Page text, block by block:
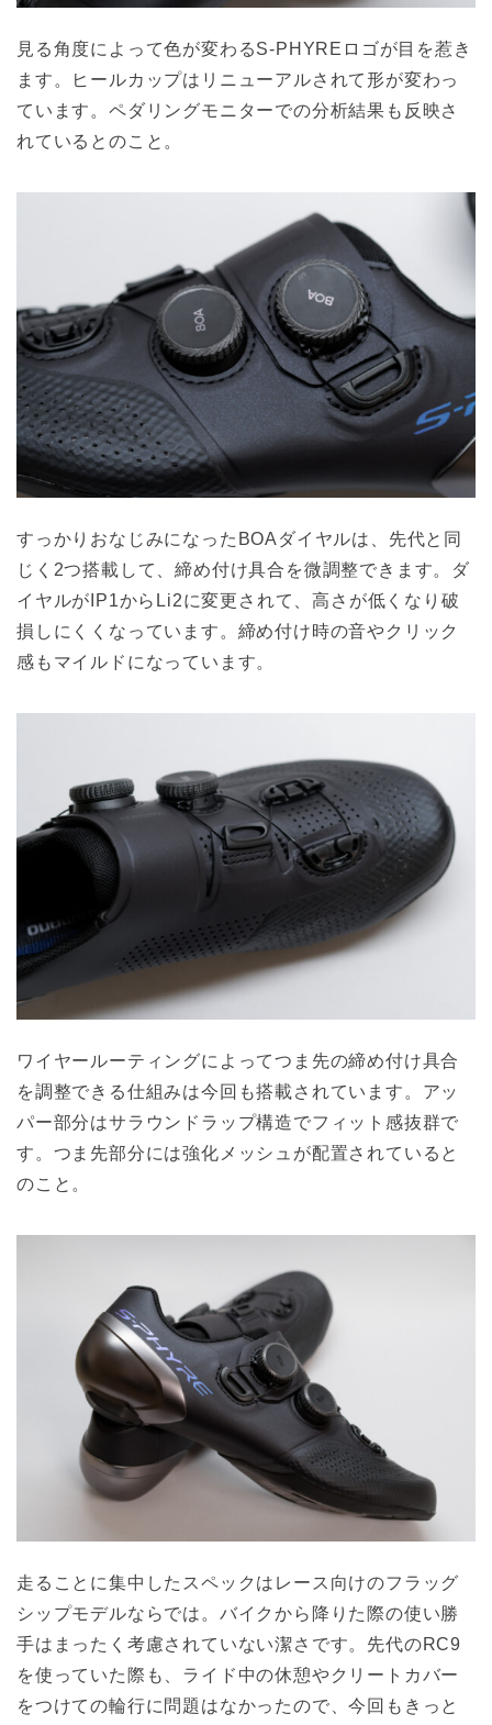
見る角度によって色が変わるS-PHYREロゴが目を惹き
ます。ヒールカップはリニューアルされて形が変わっ
ています。ペダリングモニターでの分析結果も反映さ
れているとのこと。
すっかりおなじみになったBOAダイヤルは、先代と同
じく2つ搭載して、締め付け具合を微調整できます。ダ
イヤルがIP1からLi2に変更されて、高さが低くなり破
損しにくくなっています。締め付け時の音やクリック
感もマイルドになっています。
ワイヤールーティングによってつま先の締め付け具合
を調整できる仕組みは今回も搭載されています。アッ
パー部分はサラウンドラップ構造でフィット感抜群で
す。つま先部分には強化メッシュが配置されていると
のこと。
走ることに集中したスペックはレース向けのフラッグ
シップモデルならでは。バイクから降りた際の使い勝
手はまったく考慮されていない潔さです。先代のRC9
を使っていた際も、ライド中の休憩やクリートカバー
をつけての輪行に問題はなかったので、今回もきっと